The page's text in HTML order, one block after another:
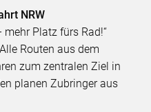
NRW
Platz fürs Rad!“
Routen aus dem
zum zentralen Ziel in
planen Zubringer aus